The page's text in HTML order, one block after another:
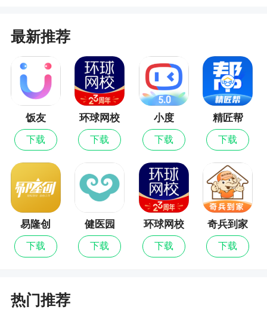
印模板均可自由添加使用
点、天气、经纬度等信息，该app还有丰富样式的水
印模板可以供用户选择，用户可以选择自己的喜欢
的模板，然后加上一些特殊的标识，编辑专属照片
最新推荐
饭友
下载
环球网校
最新版
下载
小度
下载
精匠帮
下载
易隆创
下载
健医园
下载
环球网校
下载
奇兵到家
下载
热门推荐